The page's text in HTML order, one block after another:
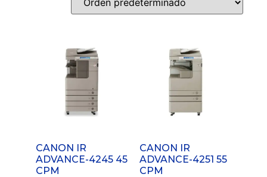
CANON IR
ADVANCE-4245 45
CPM
CANON IR
ADVANCE-4251 55
CPM